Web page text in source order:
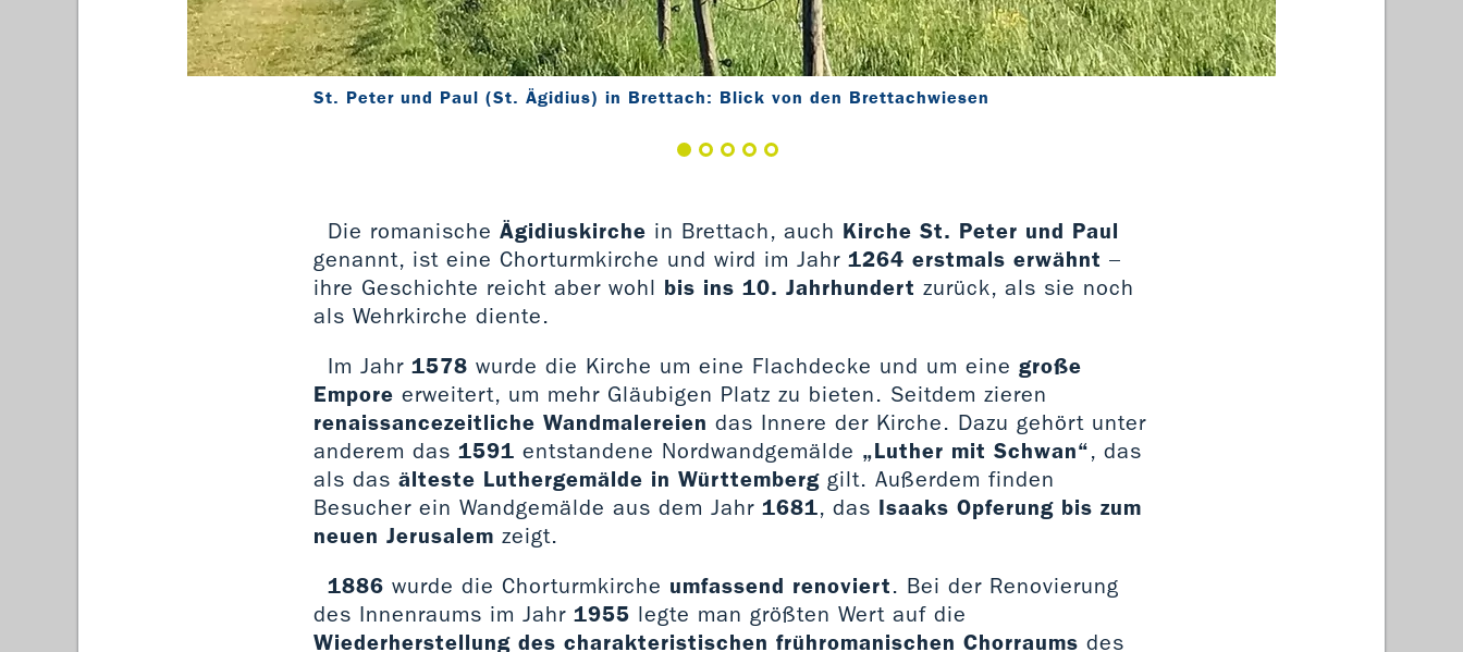
St. Peter und Paul (St. Ägidius) in Brettach: Blick von den Brettachwiesen
Die romanische Ägidiuskirche in Brettach, auch Kirche St. Peter und Paul
genannt, ist eine Chorturmkirche und wird im Jahr 1264 erstmals erwähnt –
ihre Geschichte reicht aber wohl bis ins 10. Jahrhundert zurück, als sie noch
als Wehrkirche diente.
Im Jahr 1578 wurde die Kirche um eine Flachdecke und um eine große
Empore erweitert, um mehr Gläubigen Platz zu bieten. Seitdem zieren
renaissancezeitliche Wandmalereien das Innere der Kirche. Dazu gehört unter
anderem das 1591 entstandene Nordwandgemälde „Luther mit Schwan“, das
als das älteste Luthergemälde in Württemberg gilt. Außerdem finden
Besucher ein Wandgemälde aus dem Jahr 1681, das Isaaks Opferung bis zum
neuen Jerusalem zeigt.
1886 wurde die Chorturmkirche umfassend renoviert. Bei der Renovierung
des Innenraums im Jahr 1955 legte man größten Wert auf die
Wiederherstellung des charakteristischen frühromanischen Chorraums des